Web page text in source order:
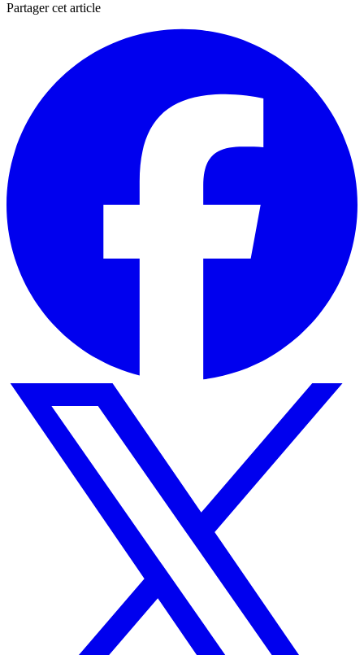
Partager cet article